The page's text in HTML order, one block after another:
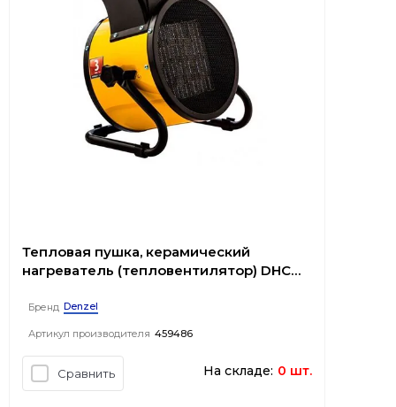
Тепловая пушка, керамический
нагреватель (тепловентилятор) DHC
Бренд Denzel
Артикул производителя 459486
Сравнить На складе: 0 шт.